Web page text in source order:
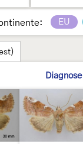
EU
Diagnose